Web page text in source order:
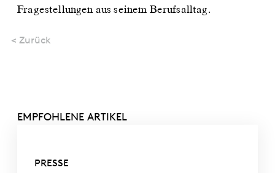
Fragestellungen aus seinem Berufsalltag.
< Zurück
EMPFOHLENE ARTIKEL
PRESSE